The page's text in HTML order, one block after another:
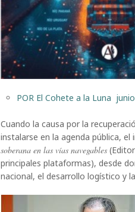
POR El Cohete a la Luna
Cuando la causa por la
instalarse en la agenda pública,
soberana en las vías navegables
principales plataformas), desde
nacional, el desarrollo logístico y